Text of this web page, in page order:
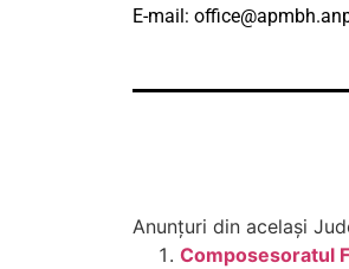
E-mail:
Anunțuri din același
Composesoratul